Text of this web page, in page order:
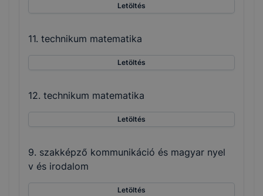
Letöltés
11. technikum matematika
Letöltés
12. technikum matematika
Letöltés
9. szakképző kommunikáció és magyar nyel
v és irodalom
Letöltés